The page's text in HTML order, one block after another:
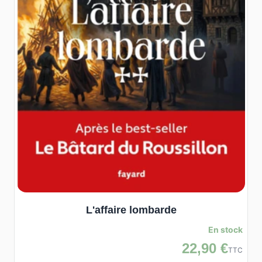
L'affaire lombarde
En stock
22,90 €TTC